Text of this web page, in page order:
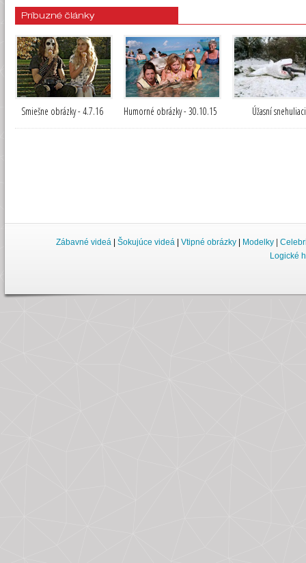
Príbuzné články
Smiešne obrázky - 4.7.16 Humorné obrázky - 30.10.15 Úžasní snehuliaci
Zábavné videá | Šokujúce videá | Vtipné obrázky | Modelky |
Logické